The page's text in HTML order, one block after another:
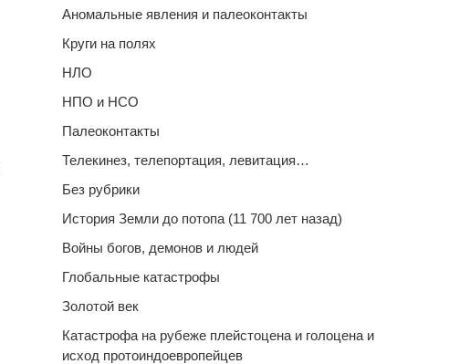
Аномальные явления и палеоконтакты
Круги на полях
НЛО
НПО и НСО
Палеоконтакты
Телекинез, телепортация, левитация…
Без рубрики
История Земли до потопа (11 700 лет назад)
Войны богов, демонов и людей
Глобальные катастрофы
Золотой век
Катастрофа на рубеже плейстоцена и голоцена и
исход протоиндоевропейцев